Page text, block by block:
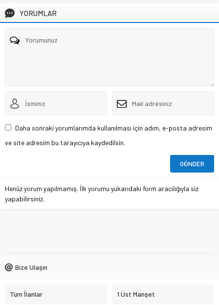
YORUMLAR
Daha sonraki yorumlarımda kullanılması için adım, e-posta adresim
ve site adresim bu tarayıcıya kaydedilsin.
Henüz yorum yapılmamış. İlk yorumu yukarıdaki form aracılığıyla siz
yapabilirsiniz.
Bize Ulaşın
Tüm İlanlar 1 Üst Manşet